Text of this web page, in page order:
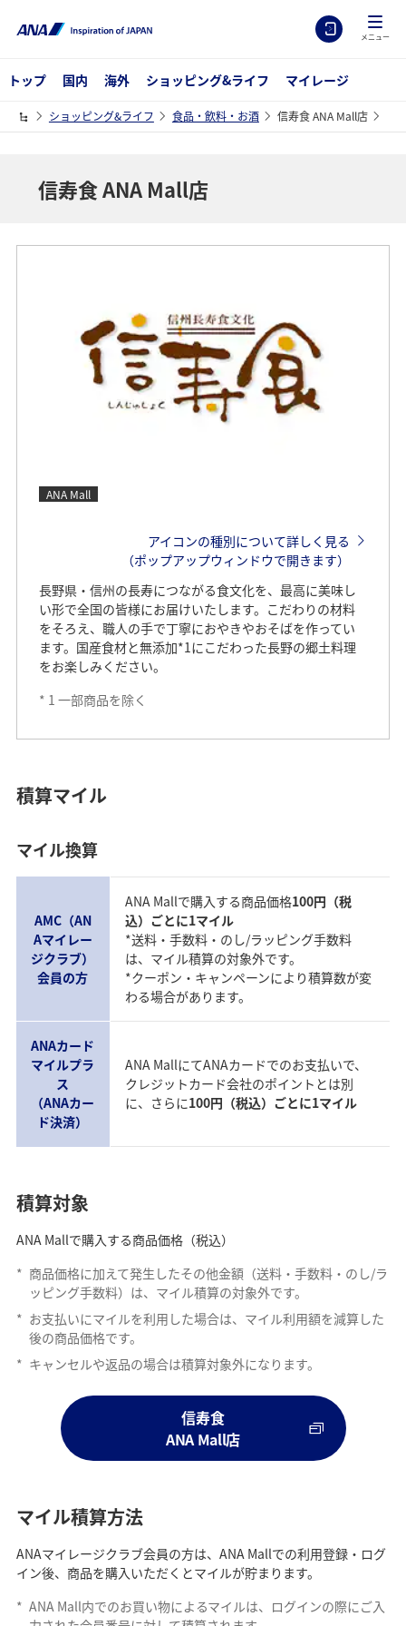
メニュー
トップ 国内 海外 ショッピング&ライフ マイレージ
ショッピング&ライフ 食品・飲料・お酒 信寿食 ANA Mall店
信寿食 ANA Mall店
ANA Mall
アイコンの種別について詳しく見る
（ポップアップウィンドウで開きます）
長野県・信州の長寿につながる食文化を、最高に美味し
い形で全国の皆様にお届けいたします。こだわりの材料
をそろえ、職人の手で丁寧におやきやおそばを作ってい
ます。国産食材と無添加*1にこだわった長野の郷土料理
をお楽しみください。
* 1 一部商品を除く
積算マイル
マイル換算
AMC（AN
Aマイレー
ジクラブ）
会員の方
ANA Mallで購入する商品価格100円（税
込）ごとに1マイル
*送料・手数料・のし/ラッピング手数料
は、マイル積算の対象外です。
*クーポン・キャンペーンにより積算数が変
わる場合があります。
ANAカード
マイルプラ
ス
（ANAカー
ド決済）
ANA MallにてANAカードでのお支払いで、
クレジットカード会社のポイントとは別
に、さらに100円（税込）ごとに1マイル
積算対象
ANA Mallで購入する商品価格（税込）
* 商品価格に加えて発生したその他金額（送料・手数料・のし/ラ
ッピング手数料）は、マイル積算の対象外です。
* お支払いにマイルを利用した場合は、マイル利用額を減算した
後の商品価格です。
* キャンセルや返品の場合は積算対象外になります。
信寿食
ANA Mall店
マイル積算方法
ANAマイレージクラブ会員の方は、ANA Mallでの利用登録・ログ
イン後、商品を購入いただくとマイルが貯まります。
* ANA Mall内でのお買い物によるマイルは、ログインの際にご入